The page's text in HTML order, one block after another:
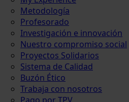
Metodología
Profesorado
Investigación e innovación
Nuestro compromiso social
Proyectos Solidarios
Sistema de Calidad
Buzón Ético
Trabaja con nosotros